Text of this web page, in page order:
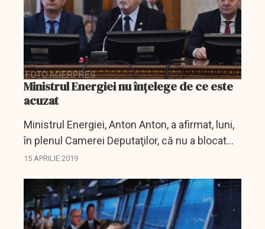
Ministrul Energiei nu înțelege de ce este
acuzat
Ministrul Energiei, Anton Anton, a afirmat, luni,
în plenul Camerei Deputaţilor, că nu a blocat
niciun fel de investiţii în domeniu şi că nu
15 APRILIE 2019